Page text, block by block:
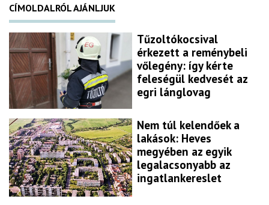
CÍMOLDALRÓL AJÁNLJUK
Tűzoltókocsival
érkezett a reménybeli
vőlegény: így kérte
feleségül kedvesét az
egri lánglovag
Nem túl kelendőek a
lakások: Heves
megyében az egyik
legalacsonyabb az
ingatlankereslet